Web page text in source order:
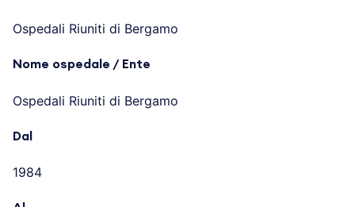
Ospedali Riuniti di Bergamo
Nome ospedale / Ente
Ospedali Riuniti di Bergamo
Dal
1984